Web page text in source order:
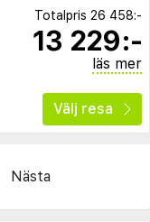
Totalpris 26 458:-
13 229:-
läs mer
Välj resa
Nästa